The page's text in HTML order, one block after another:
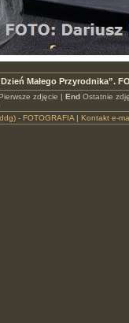
Małego Przyrodnika”.
zdjęcie | EndOstatnie
- FOTOGRAFIA| Kontakt e-